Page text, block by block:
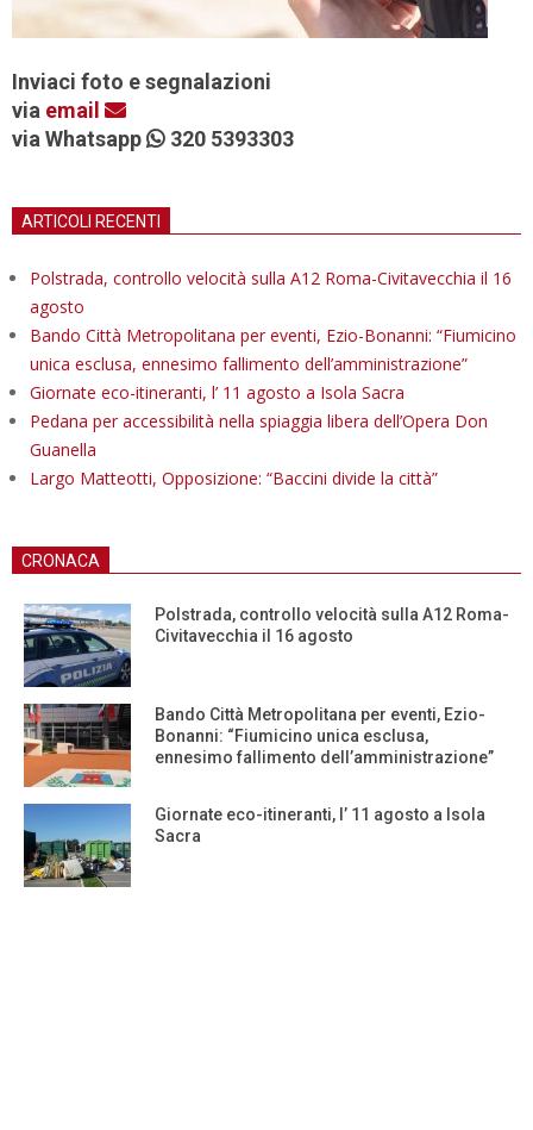
Inviaci foto e segnalazioni
via email
via Whatsapp
320 5393303
ARTICOLI RECENTI
Polstrada, controllo velocità sulla A12 Roma-Civitavecchia il 16
agosto
Bando Città Metropolitana per eventi, Ezio-Bonanni: “Fiumicino
unica esclusa, ennesimo fallimento dell’amministrazione”
Giornate eco-itineranti, l’ 11 agosto a Isola Sacra
Pedana per accessibilità nella spiaggia libera dell’Opera Don
Guanella
Largo Matteotti, Opposizione: “Baccini divide la città”
CRONACA
Polstrada, controllo velocità sulla A12 Roma-
Civitavecchia il 16 agosto
Bando Città Metropolitana per eventi, Ezio-
Bonanni: “Fiumicino unica esclusa,
ennesimo fallimento dell’amministrazione”
Giornate eco-itineranti, l’ 11 agosto a Isola
Sacra